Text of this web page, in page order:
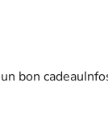
bon cadeau